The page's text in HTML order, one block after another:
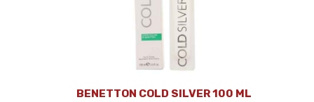
BENETTON COLD SILVER 100 ML